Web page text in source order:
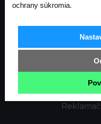
Ochrana
ochrany súkromia.